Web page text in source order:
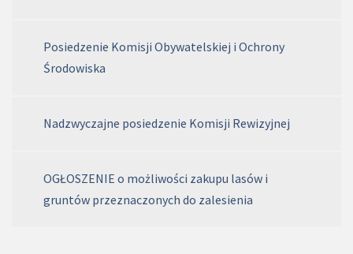
Posiedzenie Komisji Obywatelskiej i Ochrony
Środowiska
Nadzwyczajne posiedzenie Komisji Rewizyjnej
OGŁOSZENIE o możliwości zakupu lasów i
gruntów przeznaczonych do zalesienia